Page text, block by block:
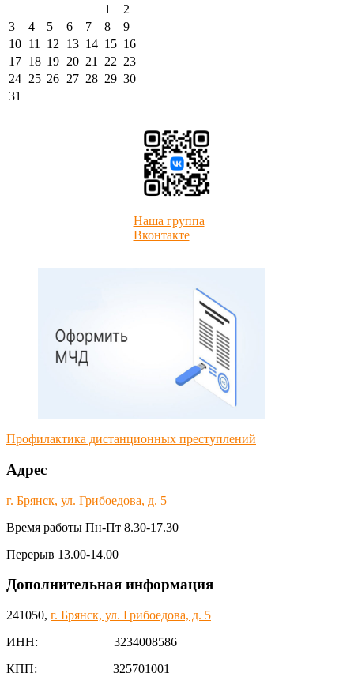
1
2
3
4 5 6 7 8
9
10 11 12 13 14 15 16
17 18 19 20 21 22 23
24 25 26 27 28 29 30
31
Наша группа
Вконтакте
Профилактика дистанционных преступлений
Адрес
г. Брянск, ул. Грибоедова, д. 5
Время работы Пн-Пт 8.30-17.30
Перерыв 13.00-14.00
Дополнительная информация
241050, г. Брянск, ул. Грибоедова, д. 5
ИНН: 3234008586
КПП: 325701001